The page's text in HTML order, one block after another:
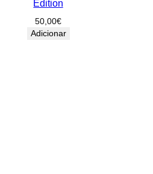
Edition
50,00€
Adicionar